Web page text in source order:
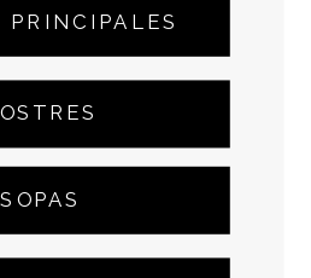
PRINCIPALES
SOPAS